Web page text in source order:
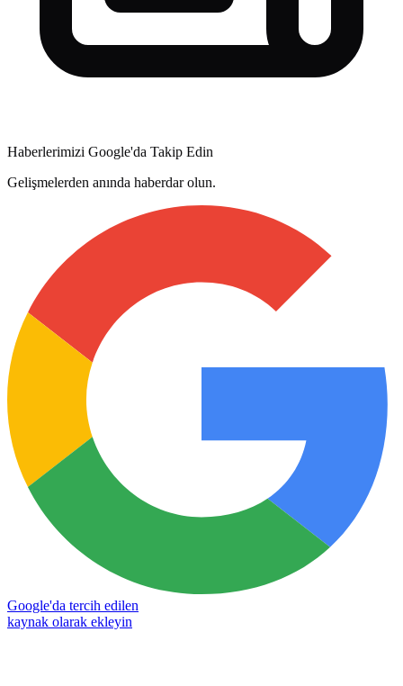
Haberlerimizi Google'da Takip Edin
Gelişmelerden anında haberdar olun.
Google'da tercih edilen
kaynak olarak ekleyin